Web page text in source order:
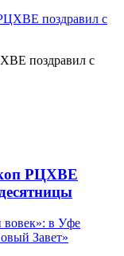
поздравил с
РЦХВЕ